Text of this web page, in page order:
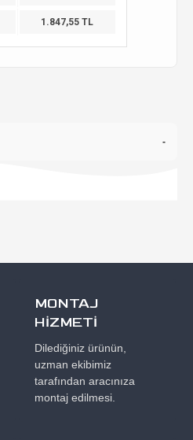
1.847,55 TL
-
MONTAJ
HİZMETİ
Dilediğiniz ürünün,
uzman ekibimiz
tarafından aracınıza
montaj edilmesi.